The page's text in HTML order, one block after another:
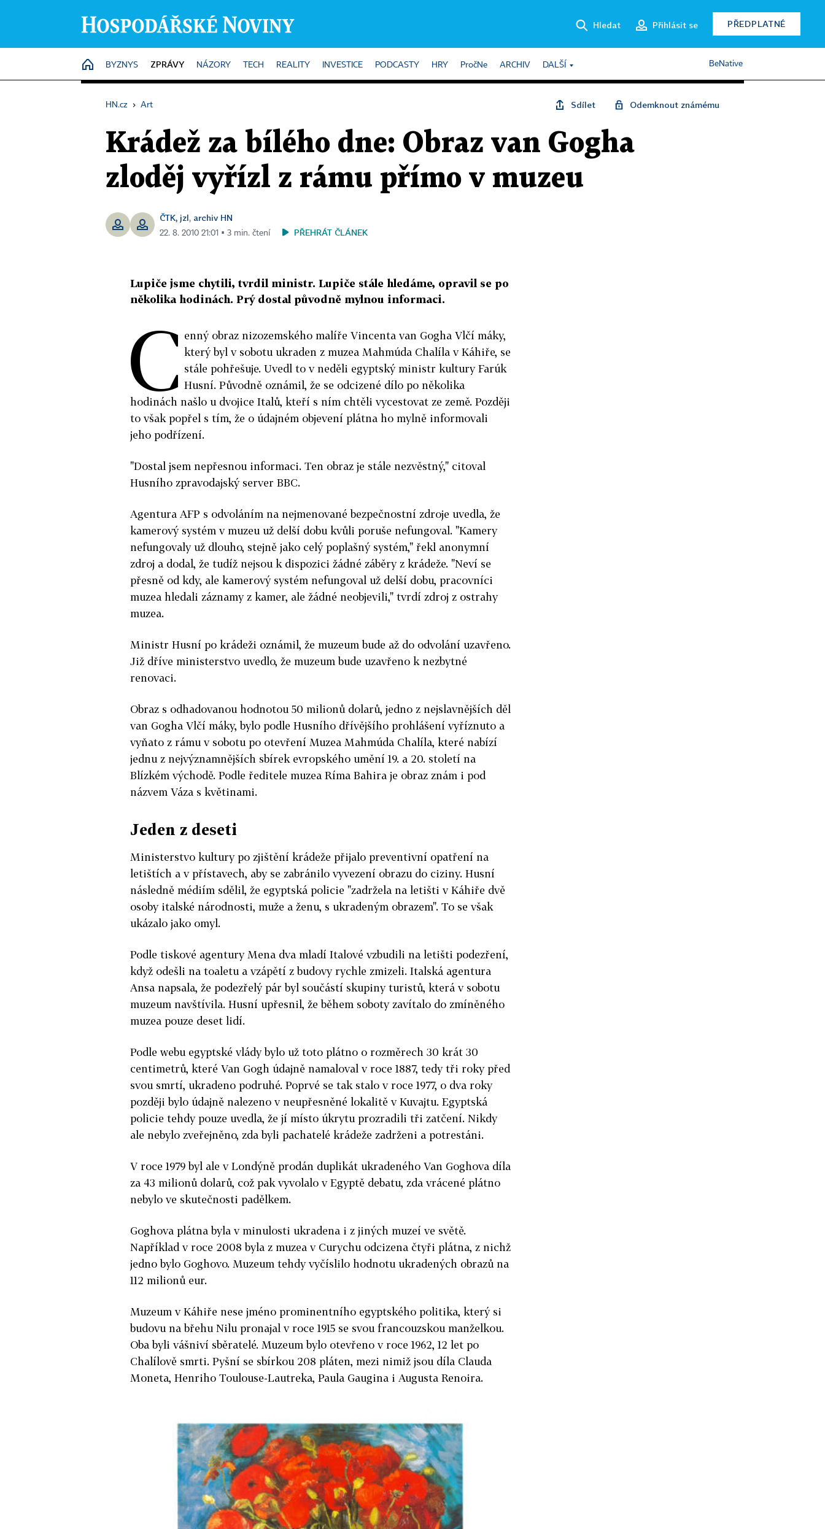
Hledat Přihlásit se PŘEDPLATNÉ
HOME
BYZNYS ZPRÁVY NÁZORY TECH REALITY INVESTICE PODCASTY HRY PročNe ARCHIV DALŠÍ BeNative
HN.cz › Art Sdílet Odemknout známému
Krádež za bílého dne: Obraz van Gogha
zloděj vyřízl z rámu přímo v muzeu
ČTK, jzl, archiv HN
22. 8. 2010 21:01 ▪ 3 min. čtení PŘEHRÁT ČLÁNEK
Lupiče jsme chytili, tvrdil ministr. Lupiče stále hledáme, opravil se po
několika hodinách. Prý dostal původně mylnou informaci.
C enný obraz nizozemského malíře Vincenta van Gogha Vlčí máky,
který byl v sobotu ukraden z muzea Mahmúda Chalíla v Káhiře, se
stále pohřešuje. Uvedl to v neděli egyptský ministr kultury Farúk
Husní. Původně oznámil, že se odcizené dílo po několika
hodinách našlo u dvojice Italů, kteří s ním chtěli vycestovat ze země. Později
to však popřel s tím, že o údajném objevení plátna ho mylně informovali
jeho podřízení.
"Dostal jsem nepřesnou informaci. Ten obraz je stále nezvěstný," citoval
Husního zpravodajský server BBC.
Agentura AFP s odvoláním na nejmenované bezpečnostní zdroje uvedla, že
kamerový systém v muzeu už delší dobu kvůli poruše nefungoval. "Kamery
nefungovaly už dlouho, stejně jako celý poplašný systém," řekl anonymní
zdroj a dodal, že tudíž nejsou k dispozici žádné záběry z krádeže. "Neví se
přesně od kdy, ale kamerový systém nefungoval už delší dobu, pracovníci
muzea hledali záznamy z kamer, ale žádné neobjevili," tvrdí zdroj z ostrahy
muzea.
Ministr Husní po krádeži oznámil, že muzeum bude až do odvolání uzavřeno.
Již dříve ministerstvo uvedlo, že muzeum bude uzavřeno k nezbytné
renovaci.
Obraz s odhadovanou hodnotou 50 milionů dolarů, jedno z nejslavnějších děl
van Gogha Vlčí máky, bylo podle Husního dřívějšího prohlášení vyříznuto a
vyňato z rámu v sobotu po otevření Muzea Mahmúda Chalíla, které nabízí
jednu z nejvýznamnějších sbírek evropského umění 19. a 20. století na
Blízkém východě. Podle ředitele muzea Ríma Bahira je obraz znám i pod
názvem Váza s květinami.
Jeden z deseti
Ministerstvo kultury po zjištění krádeže přijalo preventivní opatření na
letištích a v přístavech, aby se zabránilo vyvezení obrazu do ciziny. Husní
následně médiím sdělil, že egyptská policie "zadržela na letišti v Káhiře dvě
osoby italské národnosti, muže a ženu, s ukradeným obrazem". To se však
ukázalo jako omyl.
Podle tiskové agentury Mena dva mladí Italové vzbudili na letišti podezření,
když odešli na toaletu a vzápětí z budovy rychle zmizeli. Italská agentura
Ansa napsala, že podezřelý pár byl součástí skupiny turistů, která v sobotu
muzeum navštívila. Husní upřesnil, že během soboty zavítalo do zmíněného
muzea pouze deset lidí.
Podle webu egyptské vlády bylo už toto plátno o rozměrech 30 krát 30
centimetrů, které Van Gogh údajně namaloval v roce 1887, tedy tři roky před
svou smrtí, ukradeno podruhé. Poprvé se tak stalo v roce 1977, o dva roky
později bylo údajně nalezeno v neupřesněné lokalitě v Kuvajtu. Egyptská
policie tehdy pouze uvedla, že jí místo úkrytu prozradili tři zatčení. Nikdy
ale nebylo zveřejněno, zda byli pachatelé krádeže zadrženi a potrestáni.
V roce 1979 byl ale v Londýně prodán duplikát ukradeného Van Goghova díla
za 43 milionů dolarů, což pak vyvolalo v Egyptě debatu, zda vrácené plátno
nebylo ve skutečnosti padělkem.
Goghova plátna byla v minulosti ukradena i z jiných muzeí ve světě.
Například v roce 2008 byla z muzea v Curychu odcizena čtyři plátna, z nichž
jedno bylo Goghovo. Muzeum tehdy vyčíslilo hodnotu ukradených obrazů na
112 milionů eur.
Muzeum v Káhiře nese jméno prominentního egyptského politika, který si
budovu na břehu Nilu pronajal v roce 1915 se svou francouzskou manželkou.
Oba byli vášniví sběratelé. Muzeum bylo otevřeno v roce 1962, 12 let po
Chalílově smrti. Pyšní se sbírkou 208 pláten, mezi nimiž jsou díla Clauda
Moneta, Henriho Toulouse-Lautreka, Paula Gaugina i Augusta Renoira.